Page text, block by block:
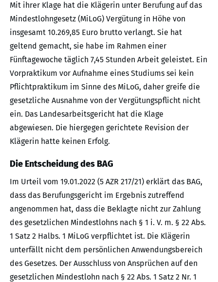
Mit ihrer Klage hat die Klägerin unter Berufung auf das
Mindestlohngesetz (MiLoG) Vergütung in Höhe von
insgesamt 10.269,85 Euro brutto verlangt. Sie hat
geltend gemacht, sie habe im Rahmen einer
Fünftagewoche täglich 7,45 Stunden Arbeit geleistet. Ein
Vorpraktikum vor Aufnahme eines Studiums sei kein
Pflichtpraktikum im Sinne des MiLoG, daher greife die
gesetzliche Ausnahme von der Vergütungspflicht nicht
ein. Das Landesarbeitsgericht hat die Klage
abgewiesen. Die hiergegen gerichtete Revision der
Klägerin hatte keinen Erfolg.
Die Entscheidung des BAG
Im Urteil vom 19.01.2022 (5 AZR 217/21) erklärt das BAG,
dass das Berufungsgericht im Ergebnis zutreffend
angenommen hat, dass die Beklagte nicht zur Zahlung
des gesetzlichen Mindestlohns nach § 1 i. V. m. § 22 Abs.
1 Satz 2 Halbs. 1 MiLoG verpflichtet ist. Die Klägerin
unterfällt nicht dem persönlichen Anwendungsbereich
des Gesetzes. Der Ausschluss von Ansprüchen auf den
gesetzlichen Mindestlohn nach § 22 Abs. 1 Satz 2 Nr. 1